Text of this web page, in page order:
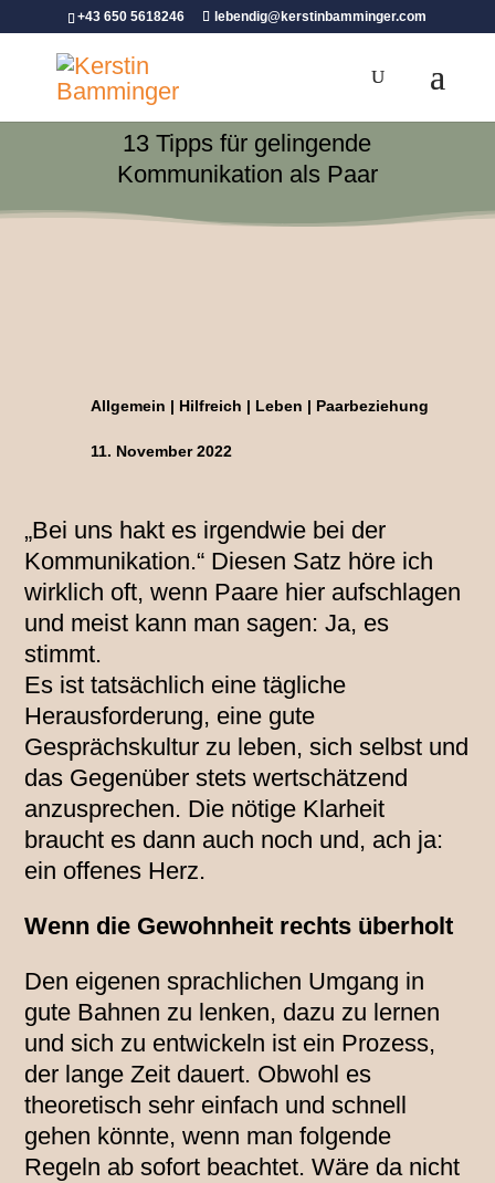
+43 650 5618246 lebendig@kerstinbamminger.com
13 Tipps für gelingende
Kommunikation als Paar
Allgemein | Hilfreich | Leben | Paarbeziehung
11. November 2022
„Bei uns hakt es irgendwie bei der
Kommunikation.“ Diesen Satz höre ich
wirklich oft, wenn Paare hier aufschlagen
und meist kann man sagen: Ja, es
stimmt.
Es ist tatsächlich eine tägliche
Herausforderung, eine gute
Gesprächskultur zu leben, sich selbst und
das Gegenüber stets wertschätzend
anzusprechen. Die nötige Klarheit
braucht es dann auch noch und, ach ja:
ein offenes Herz.
Wenn die Gewohnheit rechts überholt
Den eigenen sprachlichen Umgang in
gute Bahnen zu lenken, dazu zu lernen
und sich zu entwickeln ist ein Prozess,
der lange Zeit dauert. Obwohl es
theoretisch sehr einfach und schnell
gehen könnte, wenn man folgende
Regeln ab sofort beachtet. Wäre da nicht